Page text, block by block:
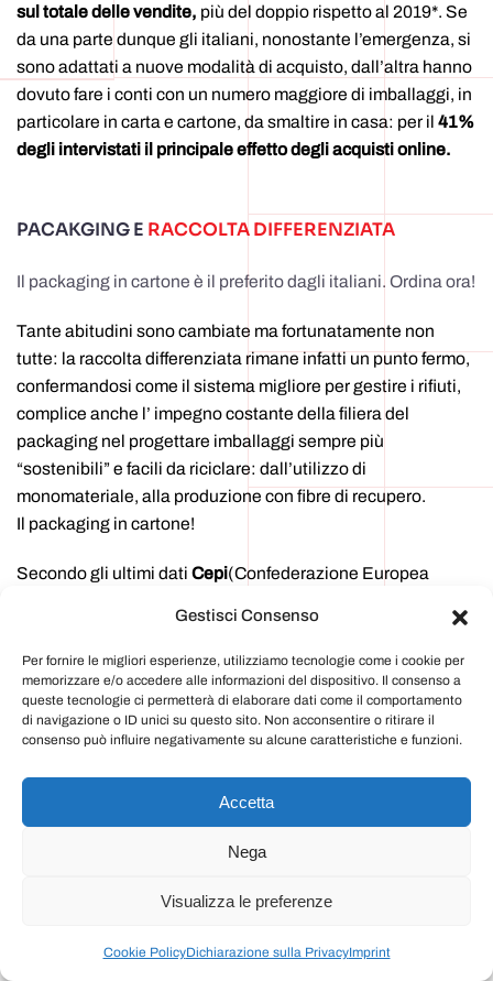
Gestisci Consenso
Per fornire le migliori esperienze, utilizziamo tecnologie come i cookie per
memorizzare e/o accedere alle informazioni del dispositivo. Il consenso a
queste tecnologie ci permetterà di elaborare dati come il comportamento
di navigazione o ID unici su questo sito. Non acconsentire o ritirare il
consenso può influire negativamente su alcune caratteristiche e funzioni.
Accetta
Nega
Visualizza le preferenze
Cookie PolicyDichiarazione sulla PrivacyImprint
sul totale delle vendite, più del doppio rispetto al 2019*. Se
da una parte dunque gli italiani, nonostante l’emergenza, si
sono adattati a nuove modalità di acquisto, dall’altra hanno
dovuto fare i conti con un numero maggiore di imballaggi, in
particolare in carta e cartone, da smaltire in casa: per il 41%
degli intervistati il principale effetto degli acquisti online.
PACAKGING E RACCOLTA DIFFERENZIATA
Il packaging in cartone è il preferito dagli italiani. Ordina ora!
Tante abitudini sono cambiate ma fortunatamente non
tutte: la raccolta differenziata rimane infatti un punto fermo,
confermandosi come il sistema migliore per gestire i rifiuti,
complice anche l’ impegno costante della filiera del
packaging nel progettare imballaggi sempre più
“sostenibili” e facili da riciclare: dall’utilizzo di
monomateriale, alla produzione con fibre di recupero.
Il packaging in cartone!
Secondo gli ultimi dati Cepi(Confederazione Europea
aver aumentato l’utilizzo di macero (+1%) per la produzione
industriale, parte della quale destinata anche all’e-
commerce. Un dato importante che dimostra l’attenzione
del comparto industriale alle richieste del mercato, con una
capacità di riciclo in aumento grazie anche alla recente
consumatori, sempre più sensibili e attenti alla sostenibilità
del packaging. Il packaging in cartone per la spedizione!
degli intervistati ha notato un miglioramento in termini di
hanno identificato la carta/cartone come materiale più